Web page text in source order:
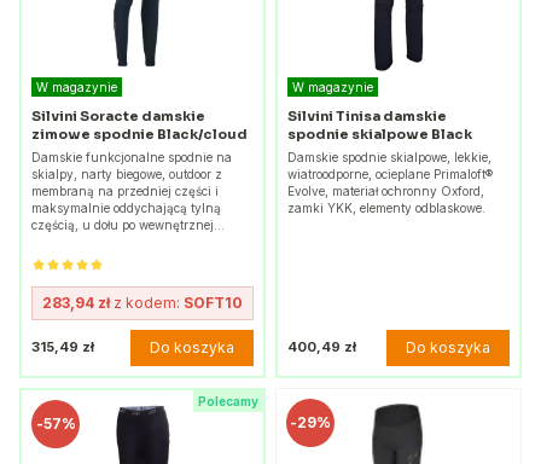
W magazynie
Silvini Soracte damskie
zimowe spodnie Black/cloud
Damskie funkcjonalne spodnie na
skialpy, narty biegowe, outdoor z
membraną na przedniej części i
maksymalnie oddychającą tylną
częścią, u dołu po wewnętrznej…
283,94 złz kodem: SOFT10
315,49 zł Do koszyka
W magazynie
Silvini Tinisa damskie
spodnie skialpowe Black
Damskie spodnie skialpowe, lekkie,
wiatroodporne, ocieplane Primaloft®
Evolve, materiał ochronny Oxford,
zamki YKK, elementy odblaskowe.
400,49 zł Do koszyka
Polecamy
-57% -29%